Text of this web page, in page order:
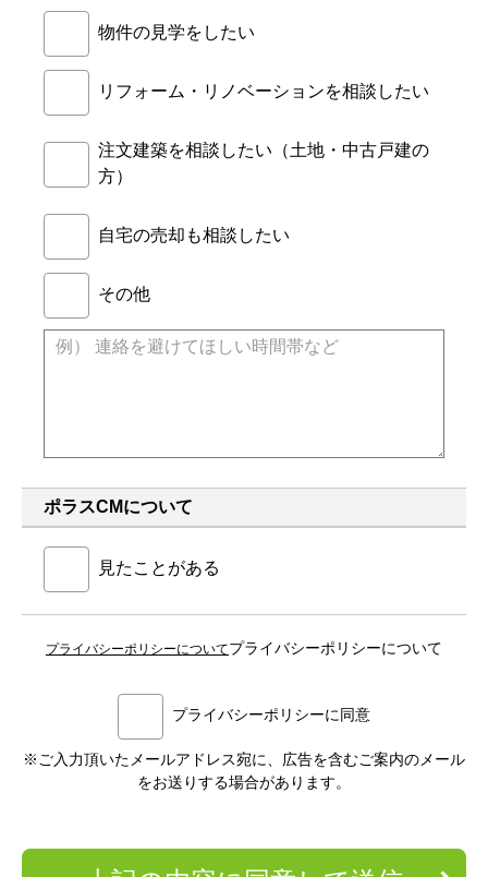
物件の見学をしたい
リフォーム・リノベーションを相談したい
注文建築を相談したい（土地・中古戸建の
方）
自宅の売却も相談したい
その他
ポラスCMについて
見たことがある
プライバシーポリシーについてプライバシーポリシーについて
プライバシーポリシーに同意
※ご入力頂いたメールアドレス宛に、広告を含むご案内のメール
をお送りする場合があります。